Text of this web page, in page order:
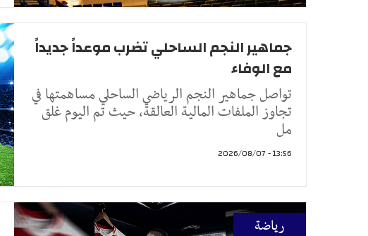
جماهير النجم الساحلي تضرب موعداً جديداً
مع الوفاء
تواصل جماهير النجم الرياضي الساحلي مساهمتها في
تجاوز الملفات المالية العالقة، حيث تم اليوم غلق
مل
13:56 - 2026/08/07
رياضة